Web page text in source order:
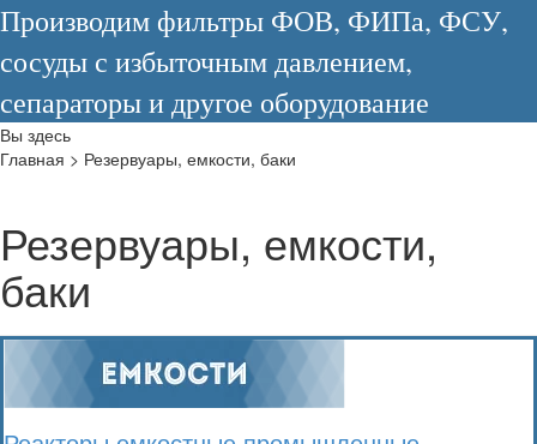
Производим фильтры ФОВ, ФИПа, ФСУ,
сосуды с избыточным давлением,
сепараторы и другое оборудование
Вы здесь
Главная > Резервуары, емкости, баки
Резервуары, емкости,
баки